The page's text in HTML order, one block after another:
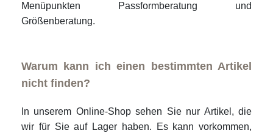
Menüpunkten Passformberatung und
Größenberatung.
Warum kann ich einen bestimmten Artikel
nicht finden?
In unserem Online-Shop sehen Sie nur Artikel, die
wir für Sie auf Lager haben. Es kann vorkommen,